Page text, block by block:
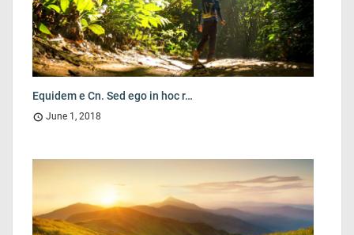
Equidem e Cn. Sed ego in hoc r…
June 1, 2018